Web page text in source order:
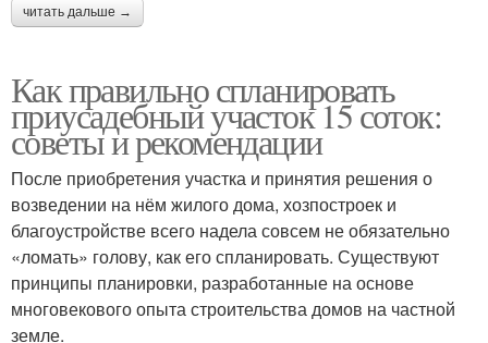
читать дальше →
Как правильно спланировать
приусадебный участок 15 соток:
советы и рекомендации
После приобретения участка и принятия решения о
возведении на нём жилого дома, хозпостроек и
благоустройстве всего надела совсем не обязательно
«ломать» голову, как его спланировать. Существуют
принципы планировки, разработанные на основе
многовекового опыта строительства домов на частной
земле.